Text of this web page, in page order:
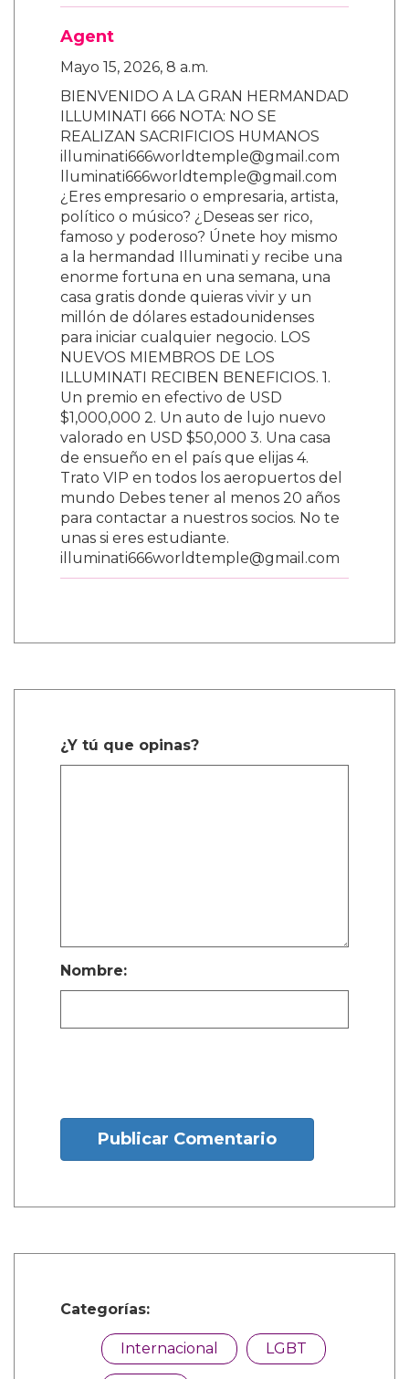
Agent
Mayo 15, 2026, 8 a.m.
BIENVENIDO A LA GRAN HERMANDAD
ILLUMINATI 666 NOTA: NO SE
REALIZAN SACRIFICIOS HUMANOS
illuminati666worldtemple@gmail.com
lluminati666worldtemple@gmail.com
¿Eres empresario o empresaria, artista,
político o músico? ¿Deseas ser rico,
famoso y poderoso? Únete hoy mismo
a la hermandad Illuminati y recibe una
enorme fortuna en una semana, una
casa gratis donde quieras vivir y un
millón de dólares estadounidenses
para iniciar cualquier negocio. LOS
NUEVOS MIEMBROS DE LOS
ILLUMINATI RECIBEN BENEFICIOS. 1.
Un premio en efectivo de USD
$1,000,000 2. Un auto de lujo nuevo
valorado en USD $50,000 3. Una casa
de ensueño en el país que elijas 4.
Trato VIP en todos los aeropuertos del
mundo Debes tener al menos 20 años
para contactar a nuestros socios. No te
unas si eres estudiante.
illuminati666worldtemple@gmail.com
¿Y tú que opinas?
Nombre:
Publicar Comentario
Categorías:
Internacional LGBT